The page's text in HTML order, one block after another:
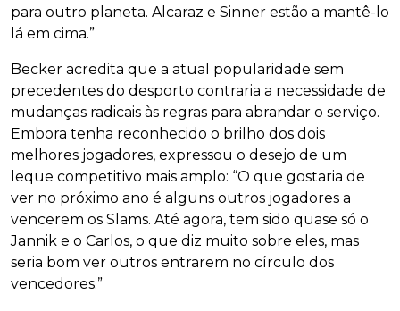
para outro planeta. Alcaraz e Sinner estão a mantê-lo
lá em cima.”
Becker acredita que a atual popularidade sem
precedentes do desporto contraria a necessidade de
mudanças radicais às regras para abrandar o serviço.
Embora tenha reconhecido o brilho dos dois
melhores jogadores, expressou o desejo de um
leque competitivo mais amplo: “O que gostaria de
ver no próximo ano é alguns outros jogadores a
vencerem os Slams. Até agora, tem sido quase só o
Jannik e o Carlos, o que diz muito sobre eles, mas
seria bom ver outros entrarem no círculo dos
vencedores.”